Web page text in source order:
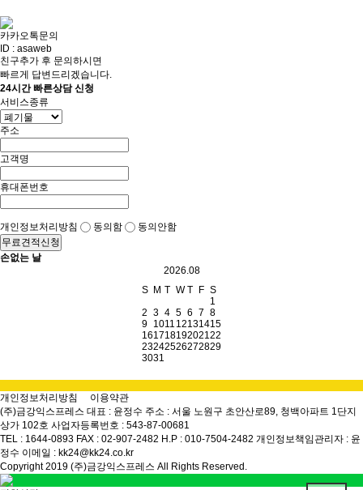
카카오톡문의
ID : asaweb
친구추가 후 문의하시면
빠르게 답변드리겠습니다.
24시간 빠른상담 신청
서비스종류
주소
고객명
휴대폰번호
개인정보처리방침 동의함
동의안함
무료견적신청
손없는 날
2026.08
S M T W T F S
1
2 3 4 5 6 7 8
9 1011 12131415
16171819202122
23242526272829
3031
개인정보처리방침
이용약관
(주)금강익스프레스 대표 : 윤정수 주소 : 서울 노원구 초안산로89, 청백아파트 1단지
상가 102호 사업자등록번호 : 543-87-00681
TEL : 1644-0893 FAX : 02-907-2482 H.P : 010-7504-2482 개인정보책임관리자 : 윤
정수 이메일 : kk24@kk24.co.kr
Copyright 2019 (주)금강익스프레스 All Rights Reserved.